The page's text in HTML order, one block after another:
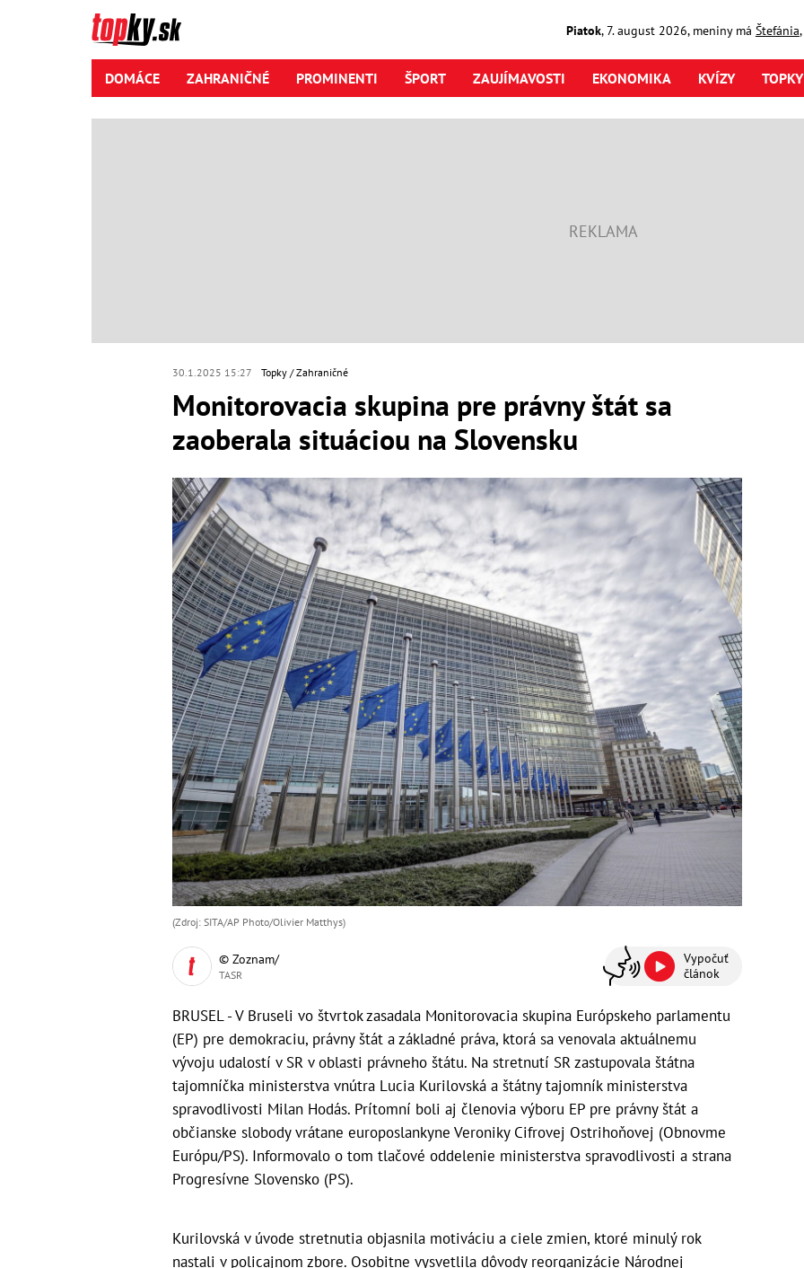
Piatok,7. august2026, meniny má Štefánia
DOMÁCE ZAHRANIČNÉ PROMINENTI ŠPORT ZAUJÍMAVOSTI EKONOMIKA KVÍZY
30.1.2025 15:27 Topky Zahraničné
Monitorovacia skupina pre právny štát sa
zaoberala situáciou na Slovensku
(Zdroj: SITA/AP Photo/Olivier Matthys)
© Zoznam/
TASR
Vypočuť
článok
BRUSEL - V Bruseli vo štvrtok zasadala Monitorovacia skupina Európskeho parlamentu
(EP) pre demokraciu, právny štát a základné práva, ktorá sa venovala aktuálnemu
vývoju udalostí v SR v oblasti právneho štátu. Na stretnutí SR zastupovala štátna
tajomníčka ministerstva vnútra Lucia Kurilovská a štátny tajomník ministerstva
spravodlivosti Milan Hodás. Prítomní boli aj členovia výboru EP pre právny štát a
občianske slobody vrátane europoslankyne Veroniky Cifrovej Ostrihoňovej (Obnovme
Európu/PS). Informovalo o tom tlačové oddelenie ministerstva spravodlivosti a strana
Progresívne Slovensko (PS).
Kurilovská v úvode stretnutia objasnila motiváciu a ciele zmien, ktoré minulý rok
nastali v policajnom zbore. Osobitne vysvetlila dôvody reorganizácie Národnej